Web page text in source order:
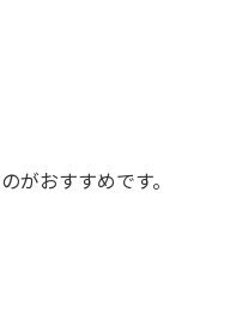
のがおすすめです。